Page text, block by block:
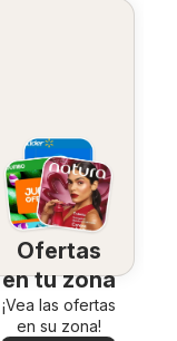
Ofertas
en tu zona
¡Vea las ofertas
en su zona!